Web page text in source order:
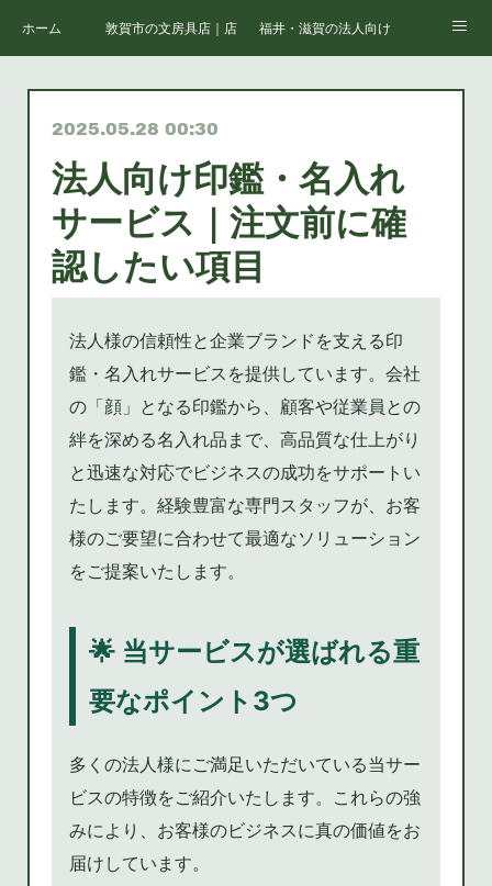
ホーム 敦賀市の文房具店｜店舗案内福井・滋賀の法人向けオフィス支援
福井・滋賀の法人向け文房具・消耗品一括調達福井・滋賀の法人向けパソコン・IT機器
福井・滋賀の社内ネットワーク構築・Wi-Fi整備福井・滋賀の中小企業向け情報セキュリティ対策
福井・滋賀のオフィス移転・内装工事・レイアウト
福井・滋賀の学校・官公庁向け備品・機器調達
福井・滋賀の医療・介護施設向け用品・家具・IT福井・滋賀の取扱サービス一覧｜株式会社キハラ
2025.05.28 00:30
法人向け印鑑・名入れ
サービス｜注文前に確
認したい項目